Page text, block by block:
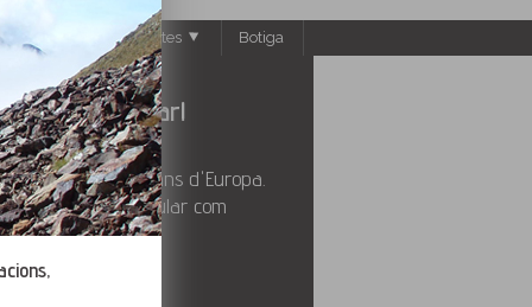
El Rusc: projectes Botiga
impressionar!
calcaris més grans d'Europa.
paisatge tan singular com